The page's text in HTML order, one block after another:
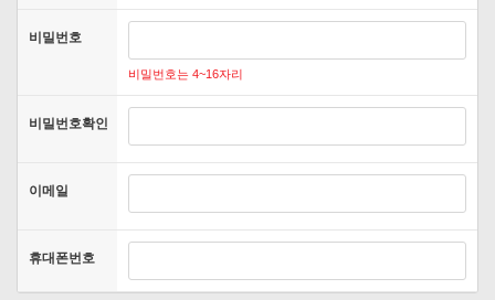
비밀번호
비밀번호는 4~16자리
비밀번호확인
이메일
휴대폰번호